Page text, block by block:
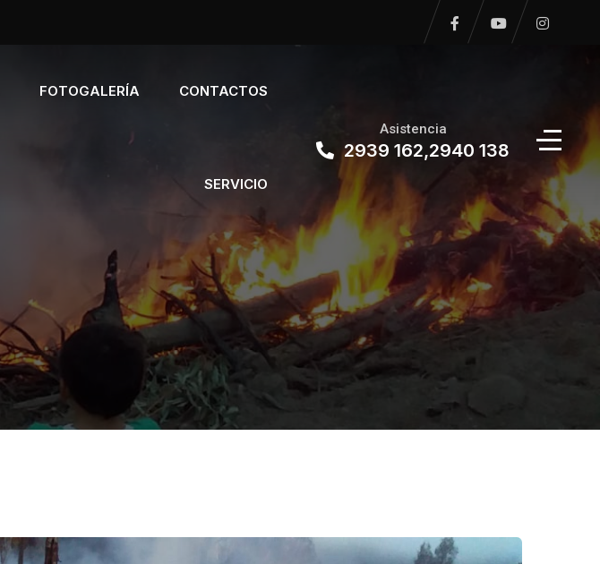
FOTOGALERÍA CONTACTOS
SERVICIO
Asistencia
2939 162,2940 138